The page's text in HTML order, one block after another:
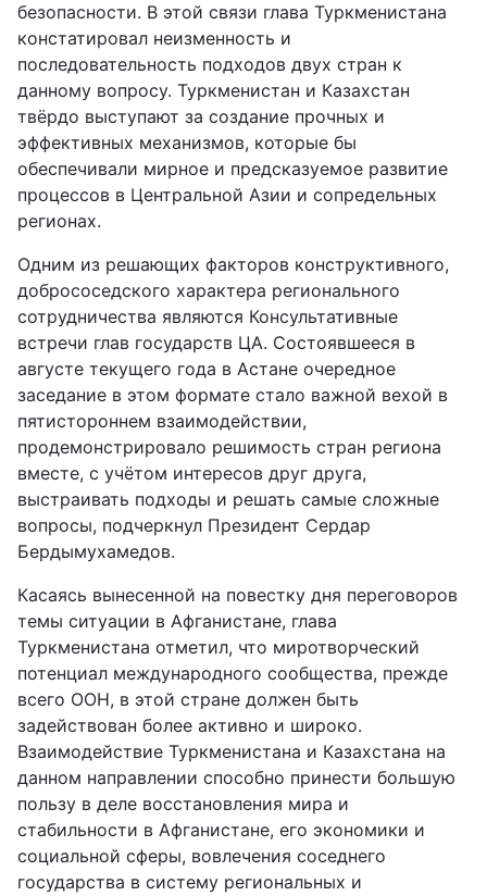
безопасности. В этой связи глава Туркменистана
констатировал неизменность и
последовательность подходов двух стран к
данному вопросу. Туркменистан и Казахстан
твёрдо выступают за создание прочных и
эффективных механизмов, которые бы
обеспечивали мирное и предсказуемое развитие
процессов в Центральной Азии и сопредельных
регионах.
Одним из решающих факторов конструктивного,
добрососедского характера регионального
сотрудничества являются Консультативные
встречи глав государств ЦА. Состоявшееся в
августе текущего года в Астане очередное
заседание в этом формате стало важной вехой в
пятистороннем взаимодействии,
продемонстрировало решимость стран региона
вместе, с учётом интересов друг друга,
выстраивать подходы и решать самые сложные
вопросы, подчеркнул Президент Сердар
Бердымухамедов.
Касаясь вынесенной на повестку дня переговоров
темы ситуации в Афганистане, глава
Туркменистана отметил, что миротворческий
потенциал международного сообщества, прежде
всего ООН, в этой стране должен быть
задействован более активно и широко.
Взаимодействие Туркменистана и Казахстана на
данном направлении способно принести большую
пользу в деле восстановления мира и
стабильности в Афганистане, его экономики и
социальной сферы, вовлечения соседнего
государства в систему региональных и